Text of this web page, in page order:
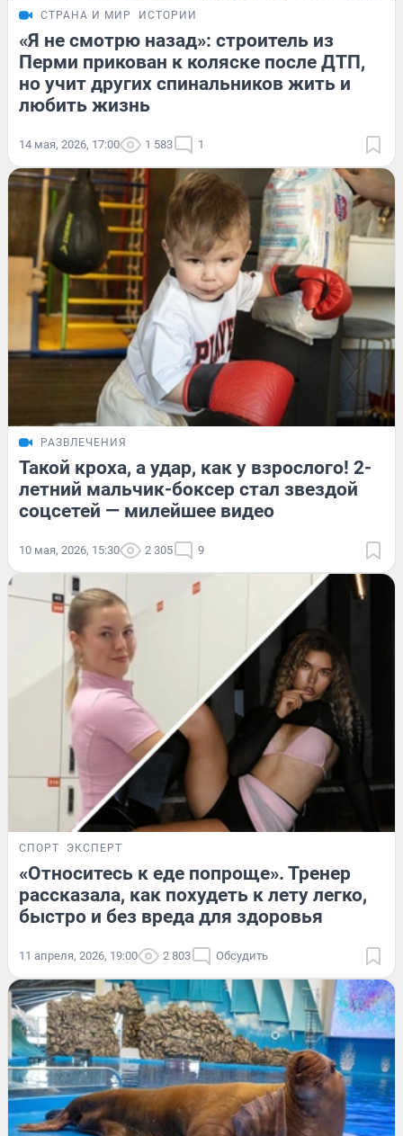
СТРАНА И МИР ИСТОРИИ
«Я не смотрю назад»: строитель из
Перми прикован к коляске после ДТП,
но учит других спинальников жить и
любить жизнь
14 мая, 2026, 17:00 1 583 1
РАЗВЛЕЧЕНИЯ
Такой кроха, а удар, как у взрослого! 2-
летний мальчик-боксер стал звездой
соцсетей — милейшее видео
10 мая, 2026, 15:30 2 305 9
СПОРТ ЭКСПЕРТ
«Относитесь к еде попроще». Тренер
рассказала, как похудеть к лету легко,
быстро и без вреда для здоровья
11 апреля, 2026, 19:00 2 803 Обсудить